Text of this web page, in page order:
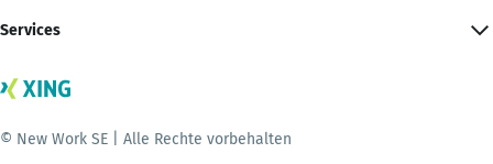
Services
© New Work SE | Alle Rechte vorbehalten